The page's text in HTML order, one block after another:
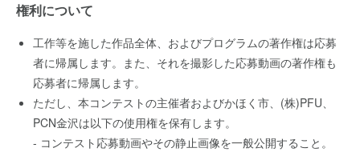
権利について
工作等を施した作品全体、およびプログラムの著作権は応募
者に帰属します。また、それを撮影した応募動画の著作権も
応募者に帰属します。
ただし、本コンテストの主催者およびかほく市、(株)PFU、
PCN金沢は以下の使用権を保有します。
- コンテスト応募動画やその静止画像を一般公開すること。